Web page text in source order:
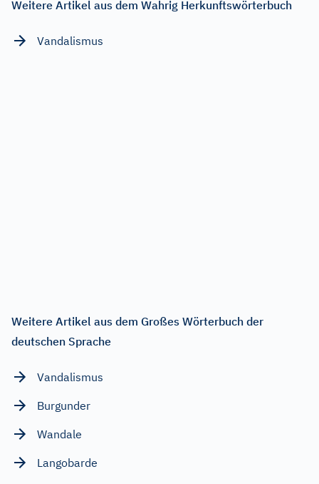
Weitere Artikel aus dem Wahrig Herkunftswörterbuch
Vandalismus
Weitere Artikel aus dem Großes Wörterbuch der
deutschen Sprache
Vandalismus
Burgunder
Wandale
Langobarde